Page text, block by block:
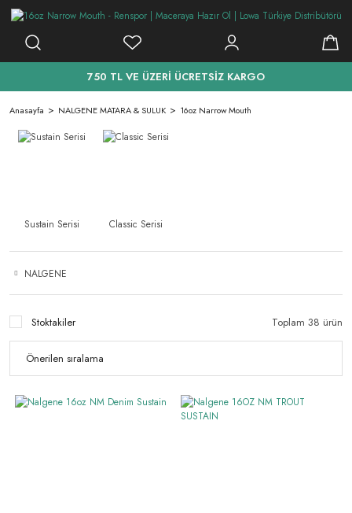
750 TL VE ÜZERİ ÜCRETSİZ KARGO
Anasayfa NALGENE MATARA & SULUK 16oz Narrow Mouth
Sustain Serisi Classic Serisi
NALGENE
Stoktakiler Toplam 38 ürün